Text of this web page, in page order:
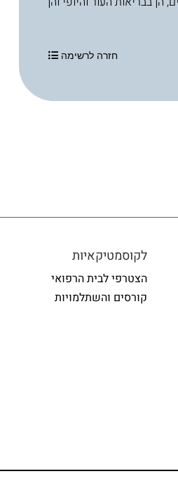
חזרה לרשימה
לקוסמטיקאיות
הצטרפי לבית הרפואי
קורסים והשתלמויות